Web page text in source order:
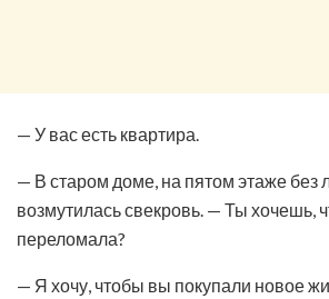
— У вас есть квартира.
— В старом доме, на пятом этаже без
возмутилась свекровь. — Ты хочешь,
переломала?
— Я хочу, чтобы вы покупали новое